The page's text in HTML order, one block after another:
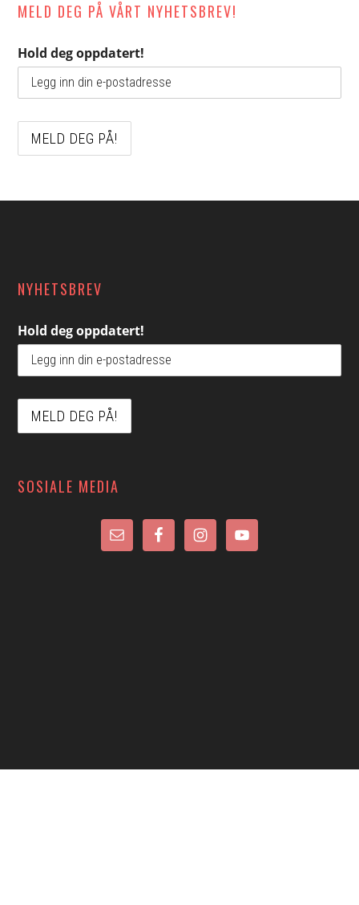
MELD DEG PÅ VÅRT NYHETSBREV!
Hold deg oppdatert!
NYHETSBREV
Hold deg oppdatert!
SOSIALE MEDIA